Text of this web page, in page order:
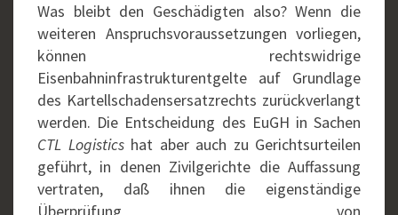
Was bleibt den Geschädigten also? Wenn die
weiteren Anspruchsvoraussetzungen vorliegen,
können rechtswidrige
Eisenbahninfrastrukturentgelte auf Grundlage
des Kartellschadensersatzrechts zurückverlangt
werden. Die Entscheidung des EuGH in Sachen
CTL Logisticshat aber auch zu Gerichtsurteilen
geführt, in denen Zivilgerichte die Auffassung
vertraten, daß ihnen die eigenständige